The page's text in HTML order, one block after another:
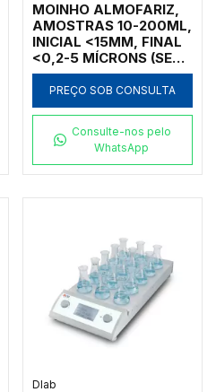
MOINHO ALMOFARIZ,
AMOSTRAS 10-200ML,
INICIAL <15MM, FINAL
<0,2-5 MÍCRONS (SEM
ACESSÓRIOS)
PREÇO SOB CONSULTA
Consulte-nos pelo
WhatsApp
Dlab